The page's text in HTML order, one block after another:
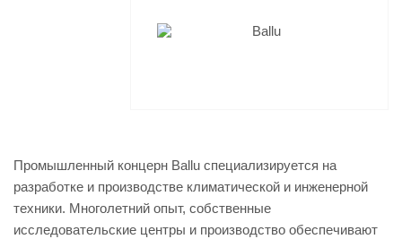
Промышленный концерн Ballu специализируется на
разработке и производстве климатической и инженерной
техники. Многолетний опыт, собственные
исследовательские центры и производство обеспечивают